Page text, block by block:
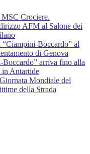
Crociere.
AFM al Salone dei
Boccardo” al
di Genova
Boccardo” arriva fino alla
in Antartide
Mondiale del
della Strada